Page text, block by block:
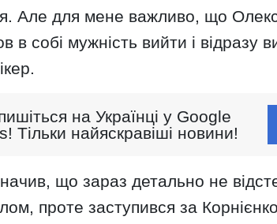
Але для мене важливо, що
в собі мужність вийти і відразу
на Українці у Google
Тільки найяскравіші новини!
що зараз детально не
проте заступився за